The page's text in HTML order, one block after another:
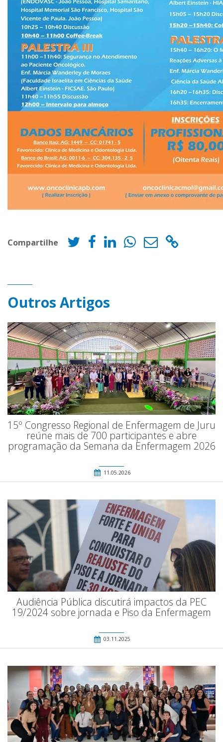
Compartilhe
Outros Artigos
15º Congresso Regional de Enfermagem de Juru
reúne mais de 700 participantes e abre
programação da Semana da Enfermagem 2026
11.05.2026
Audiência Pública discutirá impactos da PEC
19/2024 sobre jornada e Piso da Enfermagem
03.11.2025